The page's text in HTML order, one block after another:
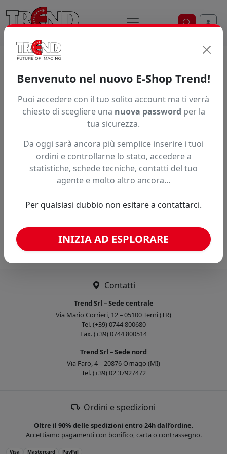
Ricerca
Articolo non trovato.
Hai trovato questo prodotto ad un prezzo più basso?
Fai una segnalazione
Confronta con articoli simili
Caricamento confronto...
Contatti
Trend Srl – Sede centrale
Via Mario Corrieri, 12 – 05100 Terni (TR)
Tel. (+39) 0744 800680
Fax. (+39) 0744 800514
Trend Srl – Sede nord
Via Faro, 4 – 20876 Ornago (MI)
Tel. (+39) 02 37927472
Ordini e spedizioni
Oltre il 90% delle spedizioni entro 24h dall’ordine.
Accettiamo pagamenti con bonifico, carta o contrassegno.
Visa Mastercard PayPal
Benvenuto nel nuovo E-Shop Trend!
Puoi accedere con il tuo solito account ma ti verrà
chiesto di scegliere una nuova password per la
tua sicurezza.
Da oggi sarà ancora più semplice inserire i tuoi
ordini e controllarne lo stato, accedere a
statistiche, schede tecniche, contatti del tuo
agente e molto altro ancora...
Per qualsiasi dubbio non esitare a contattarci.
INIZIA AD ESPLORARE